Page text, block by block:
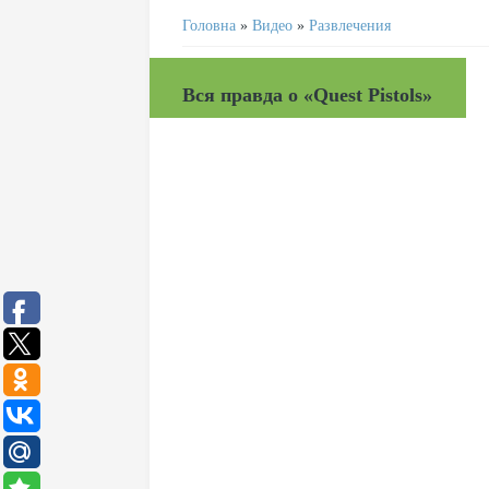
Головна » Видео » Развлечения
Вся правда о «Quest Pistols»